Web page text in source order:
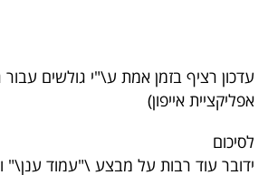
עדכון רציף בזמן אמת ע\"י גולשים עבור
אפליקציית אייפון)
לסיכום
ידובר עוד רבות על מבצע \"עמוד ענן\"